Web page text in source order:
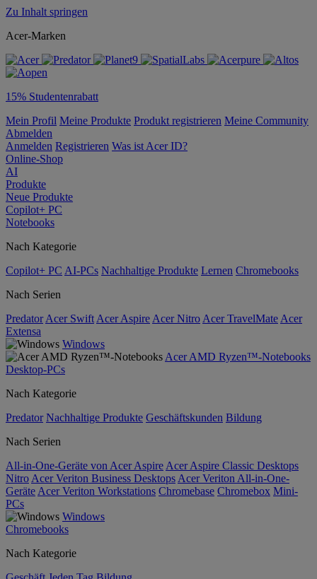
Zu Inhalt springen
Acer-Marken
15% Studentenrabatt
Mein Profil Meine Produkte Produkt registrieren Meine Community
Abmelden
Anmelden Registrieren Was ist Acer ID?
Online-Shop
AI
Produkte
Neue Produkte
Copilot+ PC
Notebooks
Nach Kategorie
Copilot+ PC AI-PCs Nachhaltige Produkte Lernen Chromebooks
Nach Serien
Predator Acer Swift Acer Aspire Acer Nitro Acer TravelMate Acer
Extensa
Windows
Acer AMD Ryzen™-Notebooks
Desktop-PCs
Nach Kategorie
Predator Nachhaltige Produkte Geschäftskunden Bildung
Nach Serien
All-in-One-Geräte von Acer Aspire Acer Aspire Classic Desktops
Nitro Acer Veriton Business Desktops Acer Veriton All-in-One-
Geräte Acer Veriton Workstations Chromebase Chromebox Mini-
PCs
Windows
Chromebooks
Nach Kategorie